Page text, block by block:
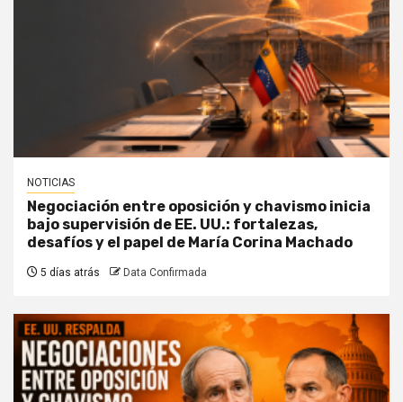
NOTICIAS
Negociación entre oposición y chavismo inicia
bajo supervisión de EE. UU.: fortalezas,
desafíos y el papel de María Corina Machado
5 días atrás Data Confirmada